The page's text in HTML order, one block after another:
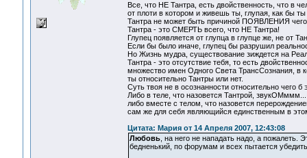
Все, что НЕ Тантра, есть двойственность, что в
от плоти в котором и живешь ты, глупая, как бы
Тантра не может быть причиной ПОЯВЛЕНИЯ
Тантра - это СМЕРТЬ всего, что НЕ Тантра!
Глупец появляется от глупца в глупце же, не от
Если бы было иначе, глупец бы разрушил
Но Жизнь мудра, существование зиждется на
Тантра - это отсутствие тебя, то есть
множество имен Одного Света ТрансСознания, в
ты относительно Тантры или нет.
Суть твоя не в осознанности относительно чего
Либо в теле, что назовется Тантрой,
либо вместе с телом, что назовется
сам же для себя являющийся единственным в
Цитата: Мария от 14 Апреля 2007, 12:43:08
Любовь, на него не нападать надо, а пожалеть.
бедненький, по форумам и всех пытается